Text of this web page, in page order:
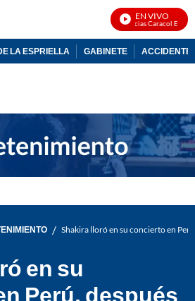
EN VIVO
Noticias Caracol En Vivo
LA ESPRIELLA GABINETE ACCIDENTE
/ Shakira lloró en su concierto en
en su
Perú, después